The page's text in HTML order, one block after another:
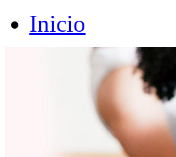
Inicio